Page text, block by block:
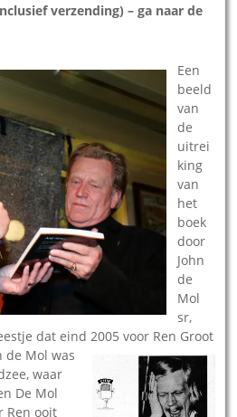
verzending) – ga naar de
Een
beeld
van
de
uitrei
king
van
het
boek
door
John
de
Mol
sr,
dat eind 2005 voor Ren Groot
de Mol was
waar
De Mol
Ren ooit